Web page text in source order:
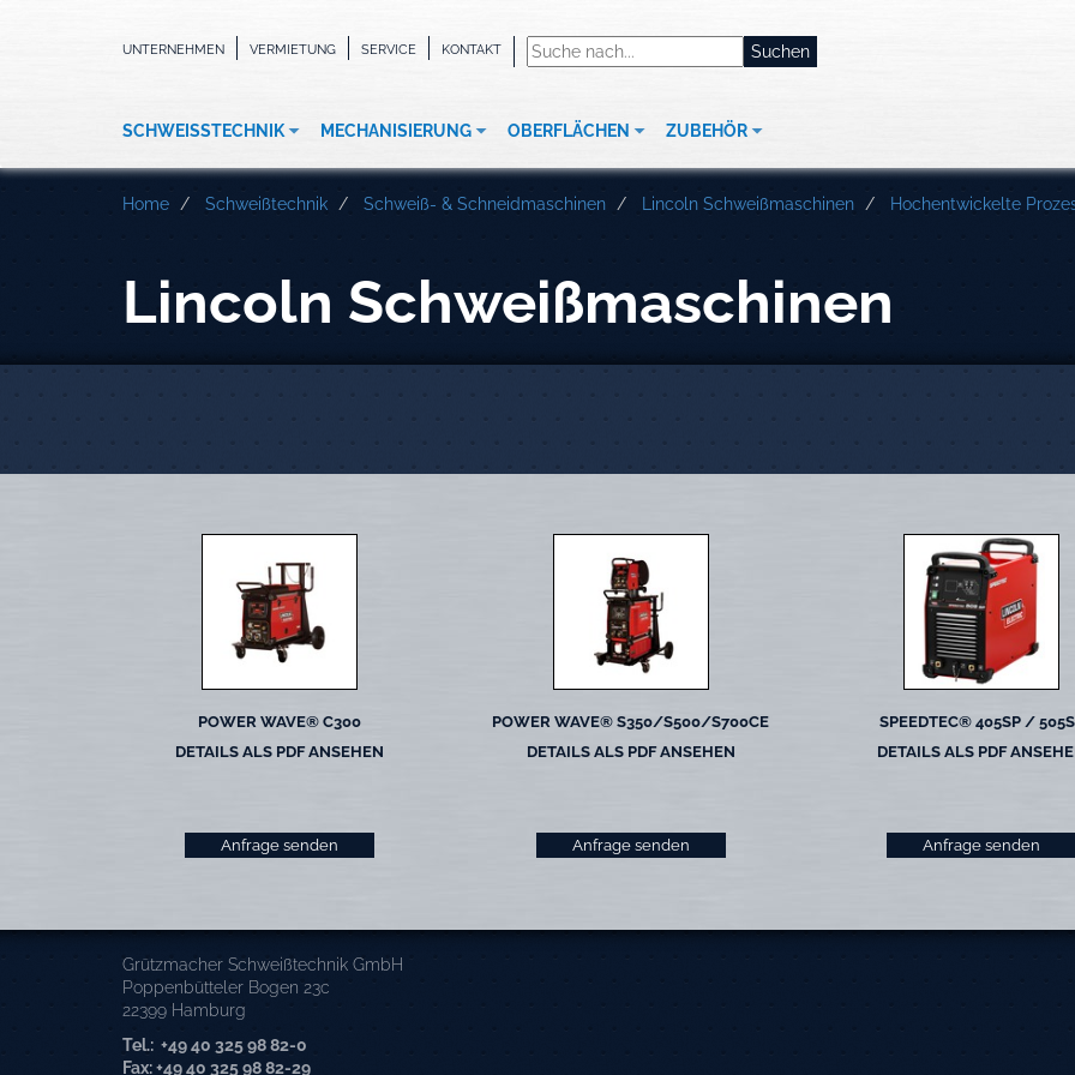
UNTERNEHMEN VERMIETUNG SERVICE KONTAKT
SCHWEISSTECHNIK MECHANISIERUNG OBERFLÄCHEN ZUBEHÖR
Home Schweißtechnik Schweiß- & Schneidmaschinen Lincoln Schweißmaschinen Hochentwickelte
Lincoln Schweißmaschinen
POWER WAVE® C300
DETAILS ALS PDF ANSEHEN
Anfrage senden
POWER WAVE® S350/S500/S700CE
DETAILS ALS PDF ANSEHEN
Anfrage senden
SPEEDTEC® 405SP /
DETAILS ALS PDF
Anfrage senden
Grützmacher Schweißtechnik GmbH
Poppenbütteler Bogen 23c
22399 Hamburg
Tel.: +49 40 325 98 82-0
Fax: +49 40 325 98 82-29